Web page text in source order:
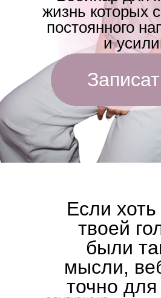
жизнь которых
постоянного
и
Если хоть
твоей
были
мысли,
точно для